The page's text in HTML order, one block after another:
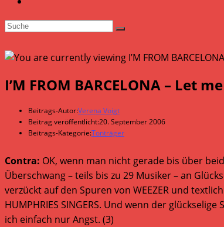
I’M FROM BARCELONA – Let
Beitrags-Autor:Verena Voigt
Beitrag veröffentlicht:20. September 2006
Beitrags-Kategorie:Tonträger
Contra: OK, wenn man nicht gerade bis über
Überschwang – teils bis zu 29 Musiker – an
verzückt auf den Spuren von WEEZER und
HUMPHRIES SINGERS. Und wenn der
ich einfach nur Angst. (3)